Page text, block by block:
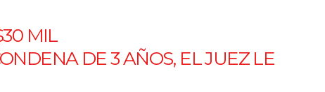
MIL
DE 3 AÑOS, EL JUEZ LE